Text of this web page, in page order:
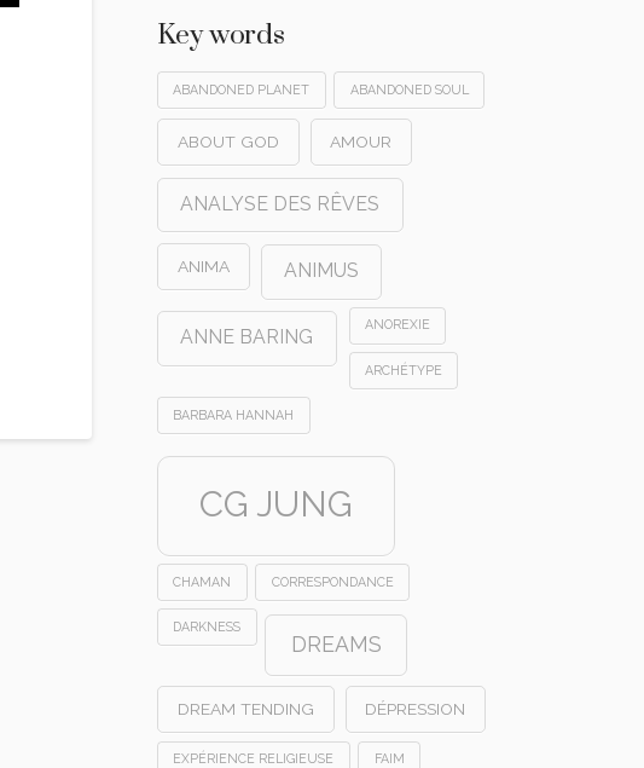
Key words
ABANDONED PLANET ABANDONED SOUL
ABOUT GOD AMOUR
ANALYSE DES RÊVES
ANIMA ANIMUS
ANNE BARING
ANOREXIE
ARCHÉTYPE
BARBARA HANNAH
CG JUNG
CHAMAN CORRESPONDANCE
DARKNESS
DREAMS
DREAM TENDING DÉPRESSION
EXPÉRIENCE RELIGIEUSE FAIM